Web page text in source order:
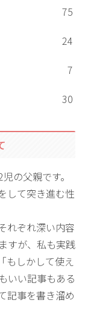
75
24
7
30
の父親です。
して突き進む性
れぞれ深い内容
すが、私も実践
もしかして使え
いい記事もある
記事を書き溜め